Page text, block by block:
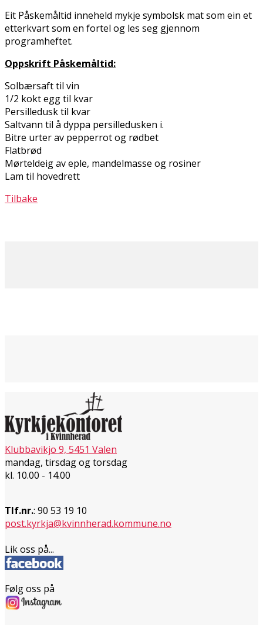
Eit Påskemåltid inneheld mykje symbolsk mat som ein et
etterkvart som en fortel og les seg gjennom
programheftet.
Oppskrift Påskemåltid:
Solbærsaft til vin
1/2 kokt egg til kvar
Persilledusk til kvar
Saltvann til å dyppa persilledusken i.
Bitre urter av pepperrot og rødbet
Flatbrød
Mørteldeig av eple, mandelmasse og rosiner
Lam til hovedrett
Tilbake
Klubbavikjo 9, 5451 Valen
mandag, tirsdag og torsdag
kl. 10.00 - 14.00
Tlf.nr.: 90 53 19 10
post.kyrkja@kvinnherad.kommune.no
Lik oss på...
Følg oss på